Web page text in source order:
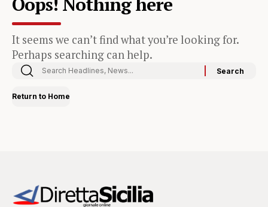
It seems we can’t find what you’re looking for.
Perhaps searching can help.
Return to Home